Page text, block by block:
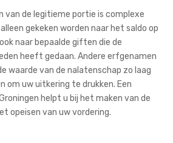
van de legitieme portie is complexe
gekeken worden naar het saldo op
naar bepaalde giften die de
heeft gedaan. Andere erfgenamen
waarde van de nalatenschap zo laag
om uw uitkering te drukken. Een
helpt u bij het maken van de
opeisen van uw vordering.